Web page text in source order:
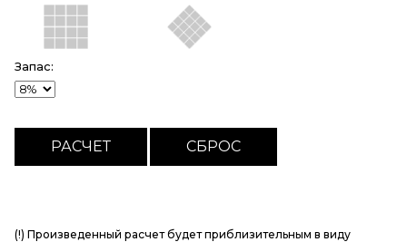
Запас:
(!) Произведенный расчет будет приблизительным в виду